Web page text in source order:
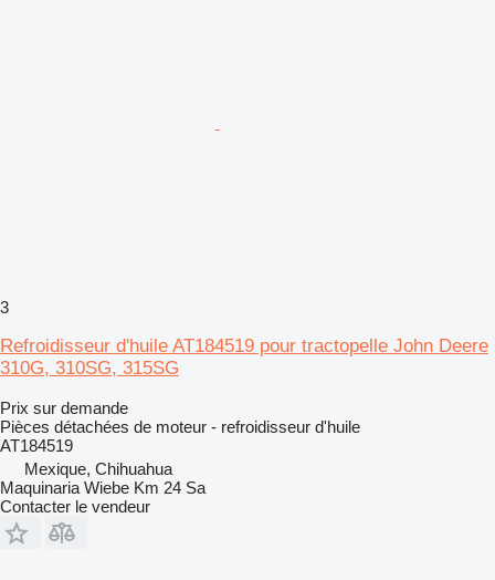
3
Refroidisseur d'huile AT184519 pour tractopelle John Deere
310G, 310SG, 315SG
Prix sur demande
Pièces détachées de moteur - refroidisseur d'huile
AT184519
Mexique, Chihuahua
Maquinaria Wiebe Km 24 Sa
Contacter le vendeur